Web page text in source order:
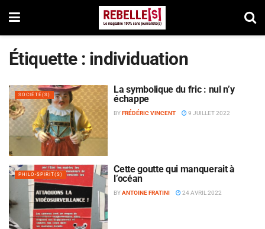
Étiquette : individuation
SOCIÉTÉ(S)
La symbolique du fric : nul n’y
échappe
BYFRÉDÉRIC VINCENT 9 JUILLET 2022
PHILO-SPIRIT(S)
Cette goutte qui manquerait à
l’océan
BYANTOINE FRATINI 24 AVRIL 2022